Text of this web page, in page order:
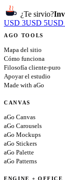
¿Te sirvio?
USD 3USD 5USD
AGO TOOLS
Mapa del sitio
Cómo funciona
Filosofía cliente-puro
Apoyar el estudio
Made with aGo
CANVAS
aGo Canvas
aGo Carousels
aGo Mockups
aGo Stickers
aGo Palette
aGo Patterns
ENGINE + OFFICE